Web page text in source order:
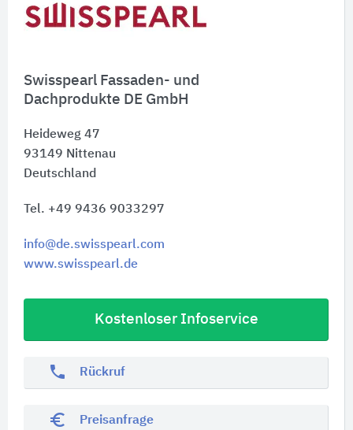
Swisspearl Fassaden- und
Dachprodukte DE GmbH
Heideweg 47
93149 Nittenau
Deutschland
Tel. +49 9436 9033297
info@de.swisspearl.com
www.swisspearl.de
Kostenloser Infoservice
phone Rückruf
euro_symbol Preisanfrage